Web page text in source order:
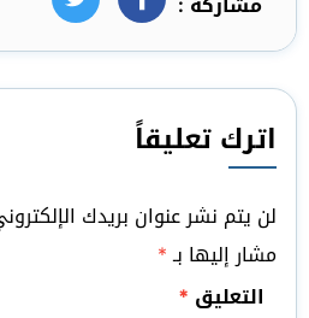
اترك تعليقاً
لن يتم نشر عنوان بريدك
مشار إليها بـ*
التعليق *